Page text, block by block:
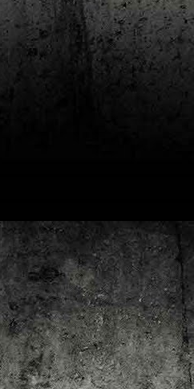
24
El compromís de Joan
Lluís Recasens i Àngel Marí
Nascut a Barcelona l’any 1881 i
un dels noms més destacats entre els
catalans d’aquesta època. Tot i
aviat s’integrà dins la redacció del
Abans de tancar el 2024, arriba
primer trimestre del 2025 del
Pública de Tarragona, gratuït i virtual.
clàssic, l'adaptació d'una novel·la molt
impactant. Aquí en teniu els detalls!
Gener
Corto Maltés.
OCT